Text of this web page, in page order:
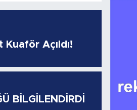
Açıldı!
BİLGİLENDİRDİ